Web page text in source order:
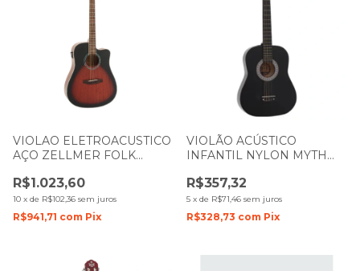
VIOLAO ELETROACUSTICO
AÇO ZELLMER FOLK
FOSCO COM CAPA
R$1.023,60
10 x de R$102,36 sem juros
R$941,71 com Pix
VIOLÃO ACÚSTICO
INFANTIL NYLON MYTH
PRETO 1088
R$357,32
5 x de R$71,46 sem juros
R$328,73 com Pix